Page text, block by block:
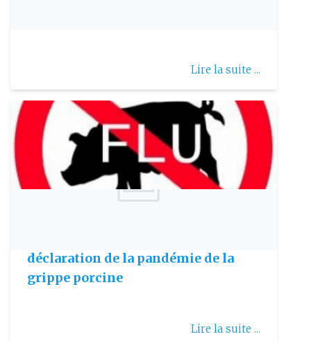
Lire la suite ...
déclaration de la pandémie de la
grippe porcine
Lire la suite ...